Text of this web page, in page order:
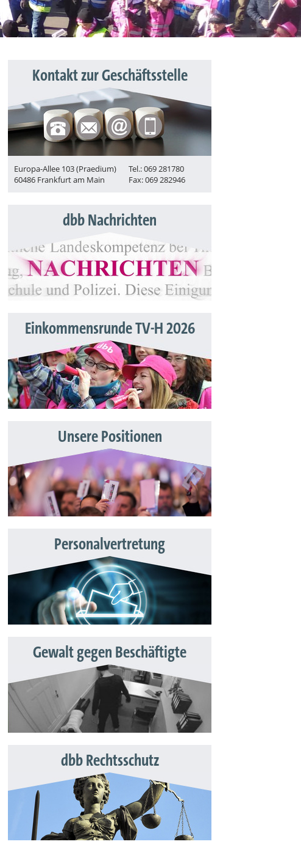
Kontakt zur Geschäftsstelle
Europa-Allee 103 (Praedium)
60486 Frankfurt am Main
Tel.: 069 281780
Fax: 069 282946
dbb Nachrichten
Einkommensrunde TV-H 2026
Unsere Positionen
Personalvertretung
Gewalt gegen Beschäftigte
dbb Rechtsschutz